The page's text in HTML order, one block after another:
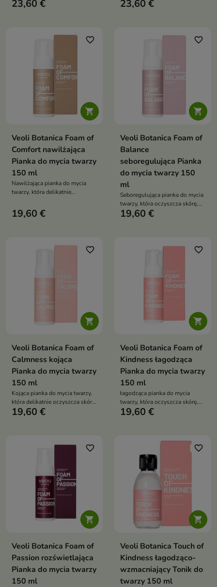
usuwa makijaż i SPF,
23,60 €
usuwa makijaż i SPF,
23,60 €

favorite_border
Veoli Botanica Foam of
Comfort nawilżająca
Pianka do mycia twarzy
150 ml
Nawilżająca pianka do mycia
twarzy, która delikatnie
podrażnienia i zapewnia jej
długotrwałe uczucie komfortu
19,60 €

favorite_border
Veoli Botanica Foam of
Balance
seboregulująca Pianka
do mycia twarzy 150
ml
Seboregulująca pianka do mycia
twarzy, która oczyszcza skórę,
redukuje nadmiar sebum i
19,60 €

favorite_border
Veoli Botanica Foam of
Calmness kojąca
Pianka do mycia twarzy
150 ml
Kojąca pianka do mycia twarzy,
która delikatnie oczyszcza skórę,
wzmacnia jej barierę ochronną i
19,60 €

favorite_border
Veoli Botanica Foam of
Kindness łagodząca
Pianka do mycia twarzy
150 ml
łagodząca pianka do mycia
twarzy, która oczyszcza skórę,
redukuje zaczerwienienia i
19,60 €

favorite_border
Veoli Botanica Foam of
Passion rozświetlająca
Pianka do mycia twarzy
150 ml

favorite_border
Veoli Botanica Touch of
Kindness łagodząco-
wzmacniający Tonik do
twarzy 150 ml